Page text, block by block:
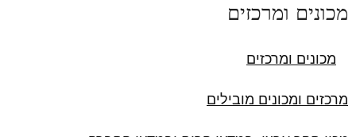
מכונים ומרכזים
מכונים ומרכזים
מרכזים ומכונים מובילים